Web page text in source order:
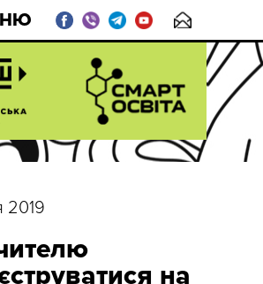
2019
на